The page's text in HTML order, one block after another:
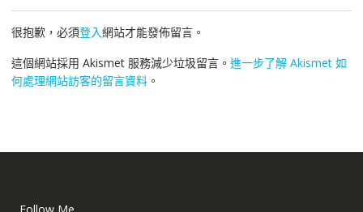
很抱歉，必須登入網站才能發佈留言。
這個網站採用 Akismet 服務減少垃圾留言。 進一步了解 Akismet 如
何處理網站訪客的留言資料。